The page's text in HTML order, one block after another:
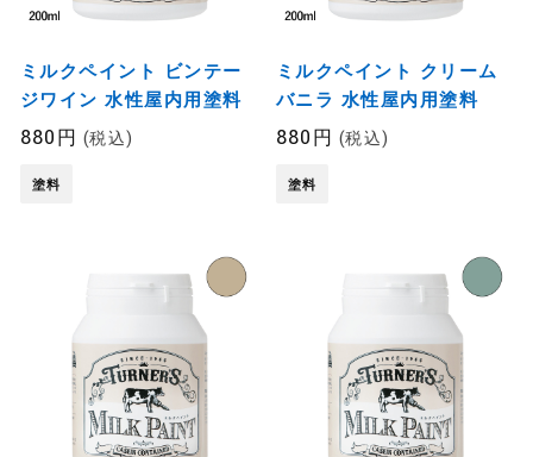
ミルクペイント ビンテー
ジワイン 水性屋内用塗料
880円 (税込)
塗料
ミルクペイント クリーム
バニラ 水性屋内用塗料
880円 (税込)
塗料